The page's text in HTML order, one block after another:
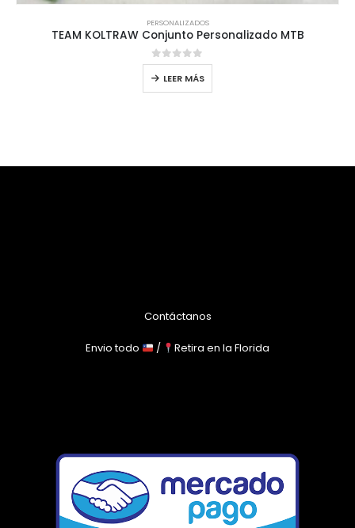
PERSONALIZADOS
TEAM KOLTRAW Conjunto Personalizado MTB
0out of 5
LEER MÁS
Contáctanos
Envio todo / Retira en la Florida